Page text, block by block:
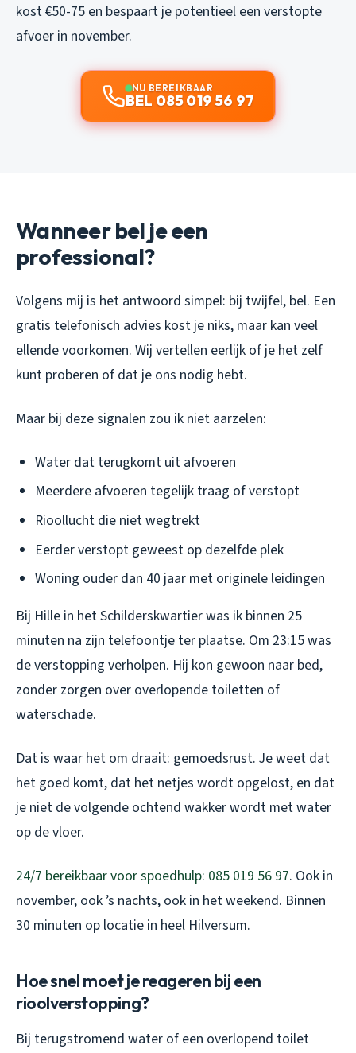
kost €50-75 en bespaart je potentieel een verstopte
afvoer in november.
NU BEREIKBAAR
BEL 085 019 56 97
Wanneer bel je een
professional?
Volgens mij is het antwoord simpel: bij twijfel, bel. Een
gratis telefonisch advies kost je niks, maar kan veel
ellende voorkomen. Wij vertellen eerlijk of je het zelf
kunt proberen of dat je ons nodig hebt.
Maar bij deze signalen zou ik niet aarzelen:
Water dat terugkomt uit afvoeren
Meerdere afvoeren tegelijk traag of verstopt
Rioollucht die niet wegtrekt
Eerder verstopt geweest op dezelfde plek
Woning ouder dan 40 jaar met originele leidingen
Bij Hille in het Schilderskwartier was ik binnen 25
minuten na zijn telefoontje ter plaatse. Om 23:15 was
de verstopping verholpen. Hij kon gewoon naar bed,
zonder zorgen over overlopende toiletten of
waterschade.
Dat is waar het om draait: gemoedsrust. Je weet dat
het goed komt, dat het netjes wordt opgelost, en dat
je niet de volgende ochtend wakker wordt met water
op de vloer.
24/7 bereikbaar voor spoedhulp: 085 019 56 97. Ook in
november, ook ’s nachts, ook in het weekend. Binnen
30 minuten op locatie in heel Hilversum.
Hoe snel moet je reageren bij een
rioolverstopping?
Bij terugstromend water of een overlopend toilet